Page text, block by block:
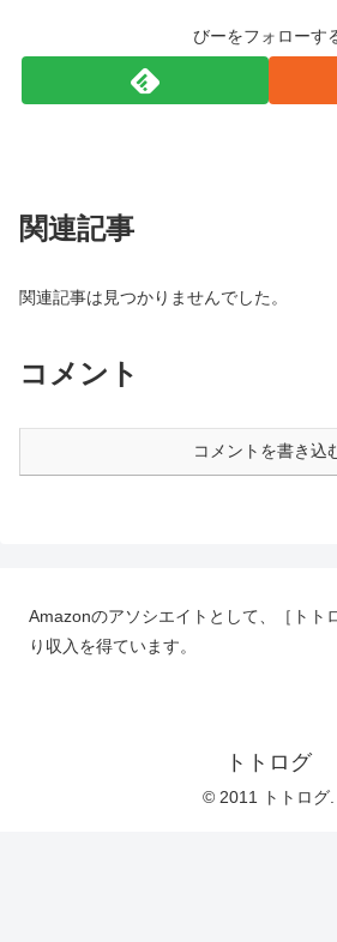
びーをフォローす
関連記事
関連記事は見つかりませんでした。
コメント
コメントを書き込
Amazonのアソシエイトとして、［トト
り収入を得ています。
トトログ
© 2011 トトログ.